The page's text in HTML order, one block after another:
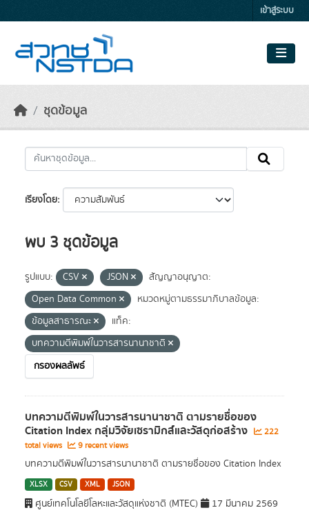
เข้าสู่ระบบ
ชุดข้อมูล
เรียงโดย
พบ 3 ชุดข้อมูล
รูปแบบ: CSV JSON
สัญญาอนุญาต:
Open Data Common
หมวดหมู่ตามธรรมาภิบาลข้อมูล:
ข้อมูลสาธารณะ
แท็ค:
บทความตีพิมพ์ในวารสารนานาชาติ
กรองผลลัพธ์
บทความตีพิมพ์ในวารสารนานาชาติ ตามรายชื่อของ
Citation Index กลุ่มวิจัยเซรามิกส์และวัสดุก่อสร้าง
222
total views
9 recent views
บทความตีพิมพ์ในวารสารนานาชาติ ตามรายชื่อของ Citation Index
XLSX CSV XML JSON
ศูนย์เทคโนโลยีโลหะและวัสดุแห่งชาติ (MTEC) 17 มีนาคม 2569